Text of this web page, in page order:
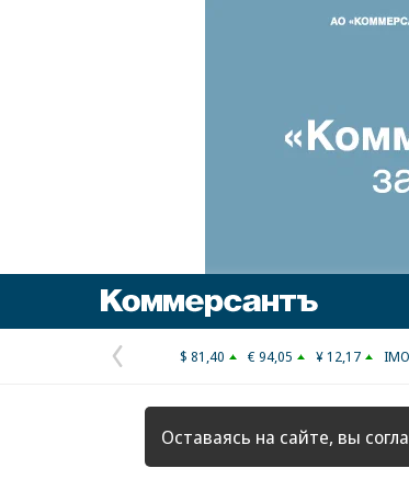
Предыдущая
страница
$ 81,40 € 94,05 ¥ 12,17
Оставаясь на сайте, вы